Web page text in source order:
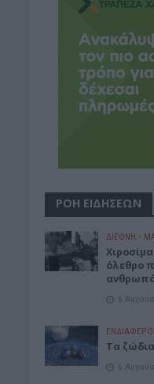
ΡΟΗ ΕΙΔΗΣΕΩΝ
ΔΙΕΘΝΗ •
όλεθρο
6
Tα
6